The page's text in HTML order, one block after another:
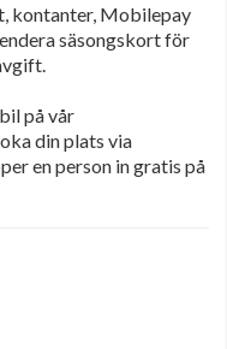
kontanter, Mobilepay
säsongskort för
på vår
din plats via
en person in gratis på